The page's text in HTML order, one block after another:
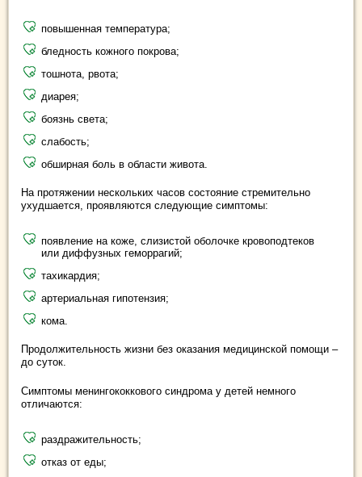
повышенная температура;
бледность кожного покрова;
тошнота, рвота;
диарея;
боязнь света;
слабость;
обширная боль в области живота.
На протяжении нескольких часов состояние стремительно
ухудшается, проявляются следующие симптомы:
появление на коже, слизистой оболочке кровоподтеков
или диффузных геморрагий;
тахикардия;
артериальная гипотензия;
кома.
Продолжительность жизни без оказания медицинской помощи –
до суток.
Симптомы менингококкового синдрома у детей немного
отличаются:
раздражительность;
отказ от еды;